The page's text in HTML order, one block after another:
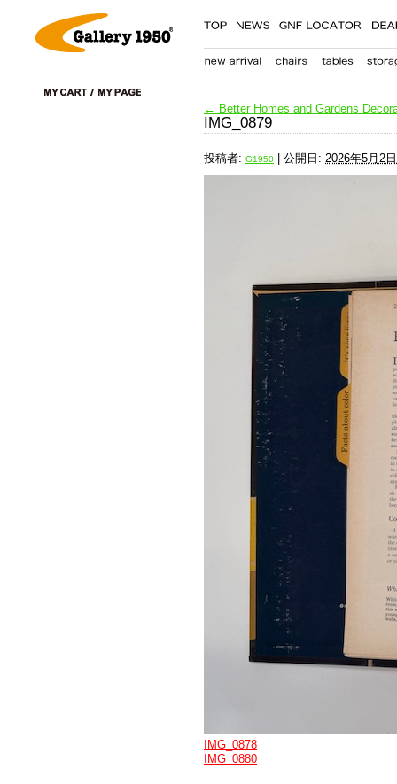
← Better Homes and Gardens
IMG_0879
投稿者: G1950 公開日: 2026年5月2日
IMG_0878
IMG_0880